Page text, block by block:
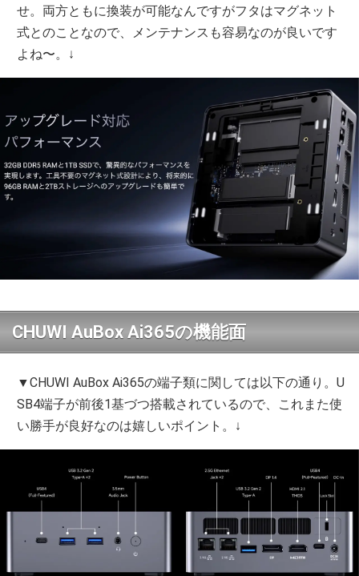
せ。両方ともに換装が可能なんですがフタはマグネット
式とのことなので、メンテナンスも容易なのが良いです
よね〜。↓
CHUWI AuBox Ai365の機能面
▼CHUWI AuBox Ai365の端子類に関しては以下の通り。U
SB4端子が前後1基づつ搭載されているので、これまた使
い勝手が良好なのは嬉しいポイント。↓